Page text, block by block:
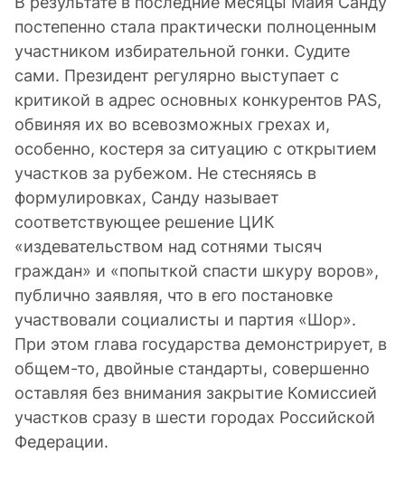
постепенно стала практически полноценным
участником избирательной гонки. Судите
сами. Президент регулярно выступает с
критикой в адрес основных конкурентов PAS,
обвиняя их во всевозможных грехах и,
особенно, костеря за ситуацию с открытием
участков за рубежом. Не стесняясь в
формулировках, Санду называет
соответствующее решение ЦИК
«издевательством над сотнями тысяч
граждан» и «попыткой спасти шкуру воров»,
публично заявляя, что в его постановке
участвовали социалисты и партия «Шор».
При этом глава государства демонстрирует, в
общем-то, двойные стандарты, совершенно
оставляя без внимания закрытие Комиссией
участков сразу в шести городах Российской
Федерации.